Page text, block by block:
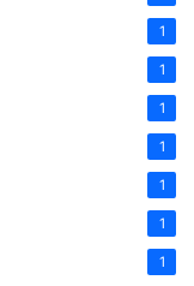
1
1
1
1
1
1
1